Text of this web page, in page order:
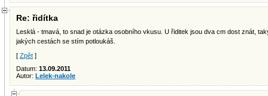
Re: řidítka
Lesklá - tmavá, to snad je otázka osobního vkusu. U řiditek jsou dva cm dost znát,
jakých cestách se stím potloukáš.
[ Zpět ]
Datum: 13.09.2011
Autor: Lelek-nakole